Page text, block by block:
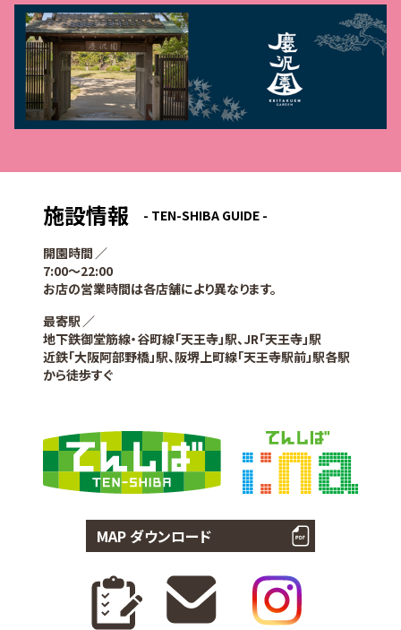
施設情報 - TEN-SHIBA GUIDE -
開園時間
7:00〜22:00
お店の営業時間は各店舗により異なります。
最寄駅
地下鉄御堂筋線・谷町線「天王寺」駅、JR「天王寺」駅
近鉄「大阪阿部野橋」駅、阪堺上町線「天王寺駅前」駅各駅
から徒歩すぐ
MAP ダウンロード